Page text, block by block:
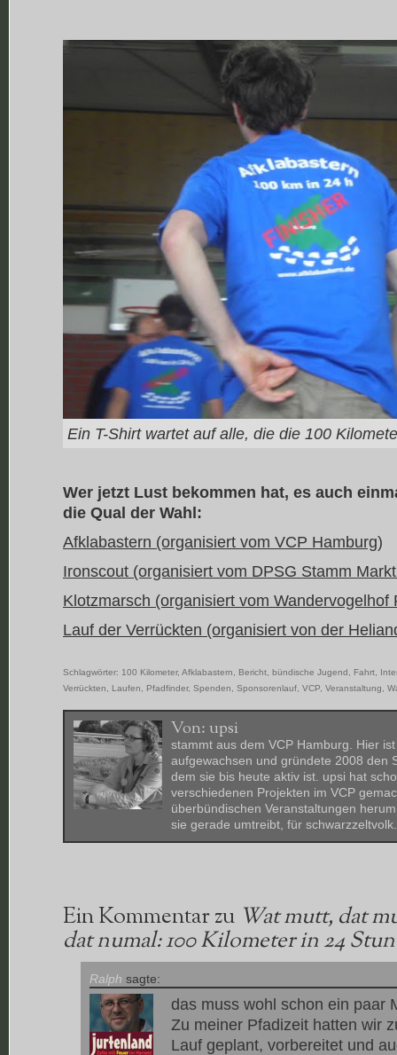
Ein T-Shirt wartet auf alle, die die 100
Wer jetzt Lust bekommen hat, es auch
die Qual der Wahl:
Afklabastern (organisiert vom VCP Hamburg)
Ironscout (organisiert vom DPSG Stamm
Klotzmarsch (organisiert vom Wandervogelhof
Lauf der Verrückten (organisiert von der
Schlagwörter: 100 Kilometer, Afklabastern Bericht bündische Jugend Fahrt
Verrückten
Laufen Pfadfinder, Spenden Sponsorenlauf VCP Veranstaltung
Von:upsi
stammt aus dem VCP Hamburg. Hier
aufgewachsen und gründete 2008 den
dem sie bis heute aktiv ist. upsi hat
verschiedenen Projekten im VCP
überbündischen Veranstaltungen
sie gerade umtreibt, für
Ein Kommentar zu Wat mutt, dat
dat numal: 100 Kilometer in 24
Ralph sagte:
das muss wohl schon ein paar
Zu meiner Pfadizeit hatten wir
Lauf geplant, vorbereitet und